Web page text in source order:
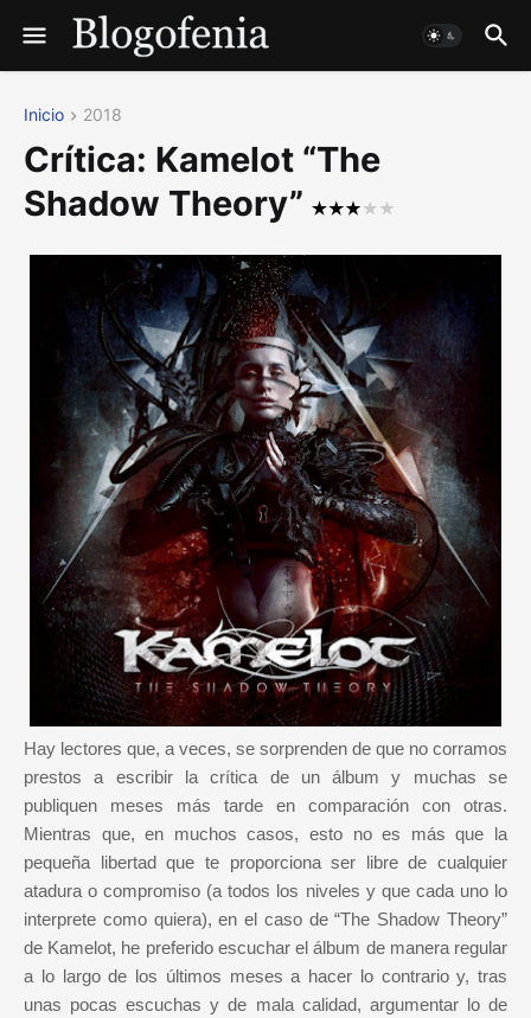
Inicio 2018
Crítica: Kamelot “The
Shadow Theory”
Hay lectores que, a veces, se sorprenden de que no corramos
prestos a escribir la crítica de un álbum y muchas se
publiquen meses más tarde en comparación con otras.
Mientras que, en muchos casos, esto no es más que la
pequeña libertad que te proporciona ser libre de cualquier
atadura o compromiso (a todos los niveles y que cada uno lo
interprete como quiera), en el caso de “The Shadow Theory”
de Kamelot, he preferido escuchar el álbum de manera regular
a lo largo de los últimos meses a hacer lo contrario y, tras
unas pocas escuchas y de mala calidad, argumentar lo de